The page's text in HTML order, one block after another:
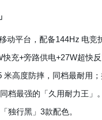
动平台，配备144Hz 电
充+旁路供电+27W超快
米高度防摔，同档最耐用
档最强的「久用耐力王
独行黑」3款配色。